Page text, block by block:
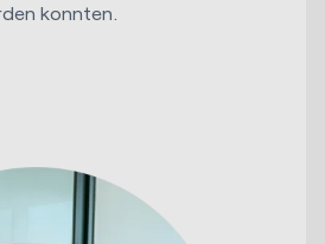
konnten.